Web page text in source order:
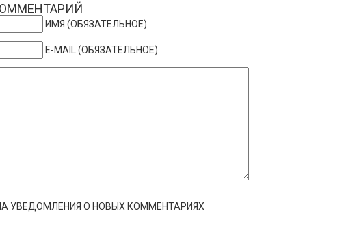
ИМЯ (ОБЯЗАТЕЛЬНОЕ)
E-MAIL (ОБЯЗАТЕЛЬНОЕ)
УВЕДОМЛЕНИЯ О НОВЫХ КОММЕНТАРИЯХ